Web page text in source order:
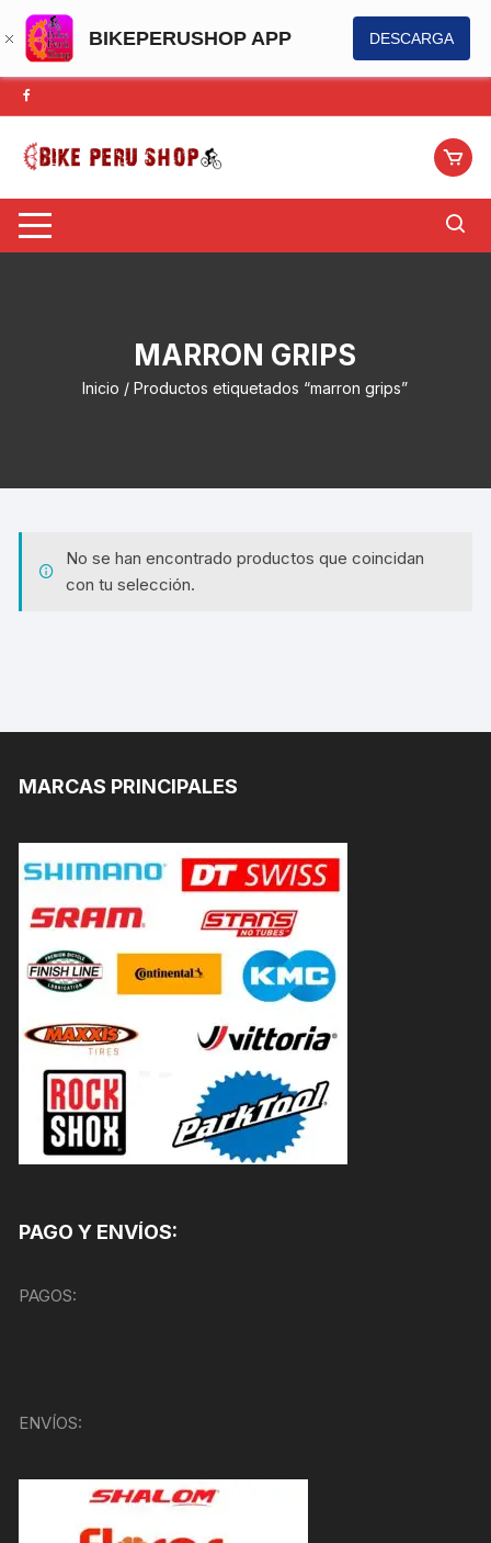
BIKEPERUSHOP APP DESCARGA
Saltar
al
contenido
MARRON GRIPS
Inicio / Productos etiquetados “marron grips”
No se han encontrado productos que coincidan
con tu selección.
MARCAS PRINCIPALES
PAGO Y ENVÍOS:
PAGOS:
ENVÍOS: